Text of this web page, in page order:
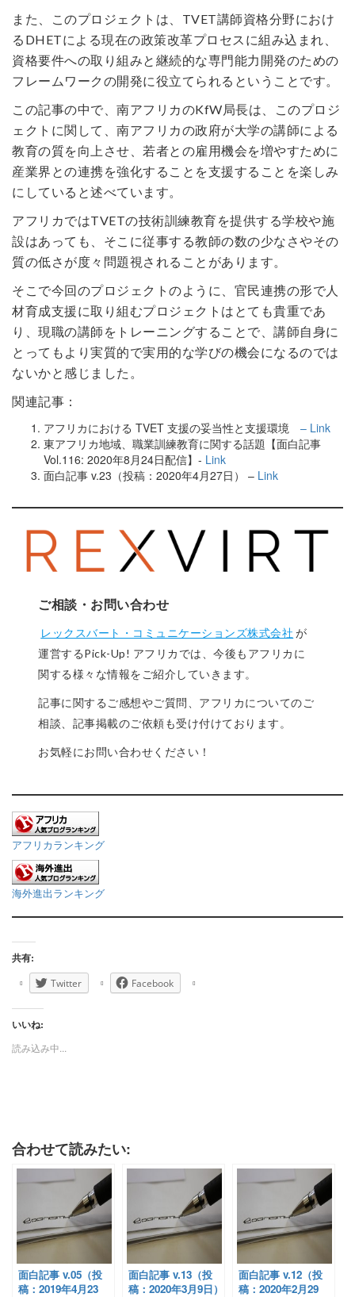
また、このプロジェクトは、TVET講師資格分野におけ
るDHETによる現在の政策改革プロセスに組み込まれ、
資格要件への取り組みと継続的な専門能力開発のための
フレームワークの開発に役立てられるということです。
この記事の中で、南アフリカのKfW局長は、このプロジ
ェクトに関して、南アフリカの政府が大学の講師による
教育の質を向上させ、若者との雇用機会を増やすために
産業界との連携を強化することを支援することを楽しみ
にしていると述べています。
アフリカではTVETの技術訓練教育を提供する学校や施
設はあっても、そこに従事する教師の数の少なさやその
質の低さが度々問題視されることがあります。
そこで今回のプロジェクトのように、官民連携の形で人
材育成支援に取り組むプロジェクトはとても貴重であ
り、現職の講師をトレーニングすることで、講師自身に
とってもより実質的で実用的な学びの機会になるのでは
ないかと感じました。
関連記事：
アフリカにおける TVET 支援の妥当性と支援環境 – Link
東アフリカ地域、職業訓練教育に関する話題【面白記事
Vol.116: 2020年8月24日配信】- Link
面白記事 v.23（投稿：2020年4月27日） – Link
ご相談・お問い合わせ
レックスバート・コミュニケーションズ株式会社 が
運営するPick-Up! アフリカでは、今後もアフリカに
関する様々な情報をご紹介していきます。
記事に関するご感想やご質問、アフリカについてのご
相談、記事掲載のご依頼も受け付けております。
お気軽にお問い合わせください！
アフリカランキング
海外進出ランキング
共有:
Twitter Facebook
いいね:
読み込み中...
合わせて読みたい:
面白記事 v.05（投
稿：2019年4月23
面白記事 v.13（投
稿：2020年3月9日）
面白記事 v.12（投
稿：2020年2月29